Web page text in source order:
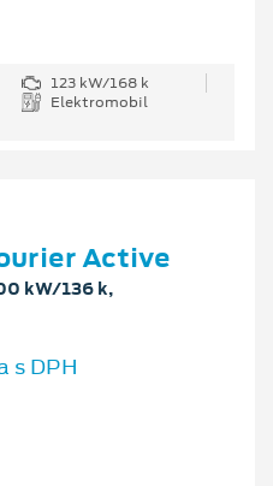
123 kW/168 k
Elektromobil
Active
kW/136 k,
s DPH